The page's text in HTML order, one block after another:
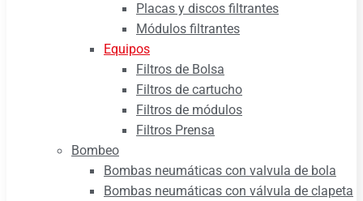
Placas y discos filtrantes
Módulos filtrantes
Equipos
Filtros de Bolsa
Filtros de cartucho
Filtros de módulos
Filtros Prensa
Bombeo
Bombas neumáticas con valvula de bola
Bombas neumáticas con válvula de clapeta